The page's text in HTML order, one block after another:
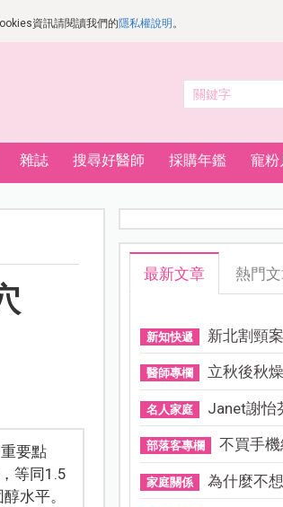
資訊請閱讀我們的隱私權說明 。
雜誌 搜尋好醫師 採購年鑑 寵粉
要點
等同1.5
水平。
最新文章 熱門
新知快遞 新北割頸
醫師專欄 立秋後秋
名人家庭 Janet謝怡
部落客專欄 不買手機
家庭關係 為什麼不想